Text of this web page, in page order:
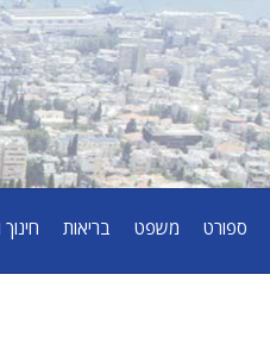
ספורט משפט בריאות